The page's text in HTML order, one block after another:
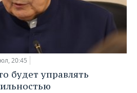
20:45
будет управлять